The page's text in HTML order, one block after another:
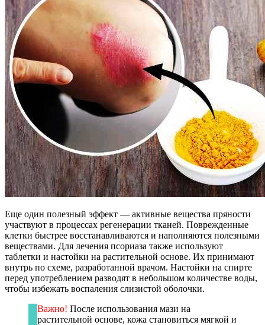
Еще один полезный эффект — активные вещества пряности
участвуют в процессах регенерации тканей. Поврежденные
клетки быстрее восстанавливаются и наполняются полезными
веществами. Для лечения псориаза также используют
таблетки и настойки на растительной основе. Их принимают
внутрь по схеме, разработанной врачом. Настойки на спирте
перед употреблением разводят в небольшом количестве воды,
чтобы избежать воспаления слизистой оболочки.
Важно! После использования мази на
растительной основе, кожа становиться мягкой и